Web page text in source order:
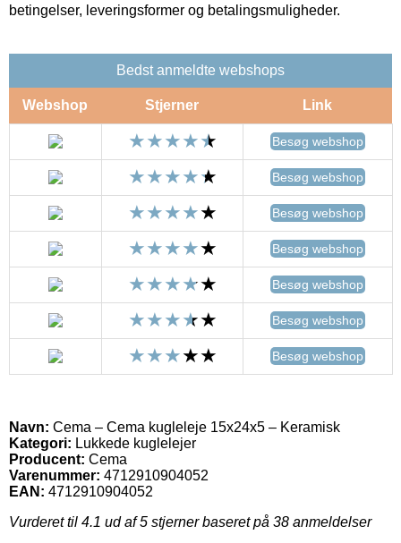
betingelser, leveringsformer og betalingsmuligheder.
Bedst anmeldte webshops
Webshop Stjerner Link
Besøg webshop
Besøg webshop
Besøg webshop
Besøg webshop
Besøg webshop
Besøg webshop
Besøg webshop
Navn: Cema – Cema kugleleje 15x24x5 – Keramisk
Kategori: Lukkede kuglelejer
Producent: Cema
Varenummer: 4712910904052
EAN: 4712910904052
Vurderet til 4.1 ud af 5 stjerner baseret på 38 anmeldelser